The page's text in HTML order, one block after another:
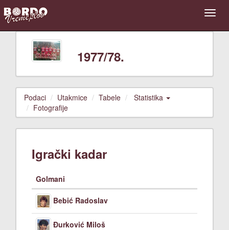
1977/78.
Podaci Utakmice Tabele
Statistika
Fotografije
Igrački kadar
Golmani
Bebić Radoslav
Đurković Miloš